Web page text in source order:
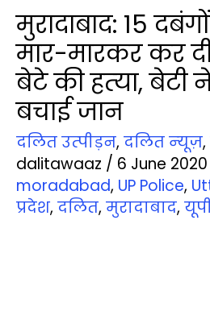
मुरादाबाद: 15
मार-मारकर कर
बेटे की हत्‍या, बेटी
बचाई जान
दलित उत्‍पीड़न, दलित न्‍यूज़,
dalitawaaz / 6 June 2020
moradabad, UP Police,
प्रदेश, दलित, मुरादाबाद,